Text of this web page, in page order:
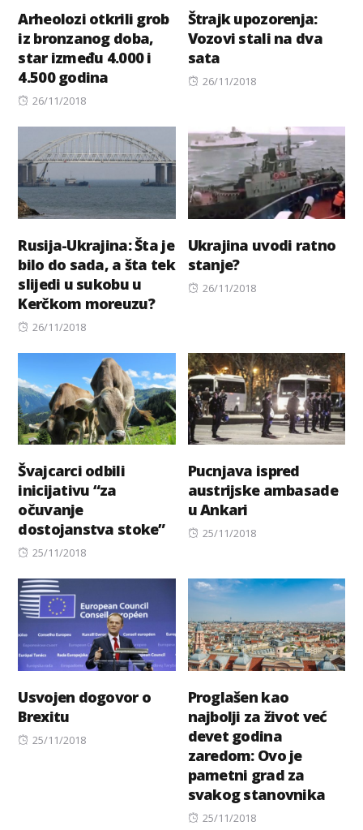
Arheolozi otkrili grob
iz bronzanog doba,
star između 4.000 i
4.500 godina
Posted
26/11/2018
Štrajk upozorenja:
Vozovi stali na dva
sata
Posted
26/11/2018
Rusija-Ukrajina: Šta je
bilo do sada, a šta tek
slijedi u sukobu u
Kerčkom moreuzu?
Posted
26/11/2018
Ukrajina uvodi ratno
stanje?
Posted
26/11/2018
Švajcarci odbili
inicijativu “za
očuvanje
dostojanstva stoke”
Posted
25/11/2018
Pucnjava ispred
austrijske ambasade
u Ankari
Posted
25/11/2018
Usvojen dogovor o
Brexitu
Posted
25/11/2018
Proglašen kao
najbolji za život već
devet godina
zaredom: Ovo je
pametni grad za
svakog stanovnika
Posted
25/11/2018